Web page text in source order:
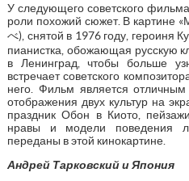
У следующего советского
роли похожий сюжет. В картине
べ), снятой в 1976 году, героиня
пианистка, обожающая русскую
в Ленинград, чтобы больше
встречает советского
него. Фильм является
отображения двух культур на
праздник Обон в Киото,
нравы и модели поведения
переданы в этой кинокартине.
Андрей Тарковский и Япония